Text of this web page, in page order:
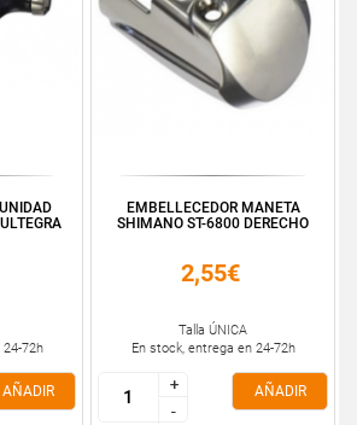
72h
AÑADIR
EMBELLECEDOR MANETA
SHIMANO ST-6800 DERECHO
2,55€
Talla ÚNICA
En stock, entrega en 24-72h
+
-
+
-
AÑADIR